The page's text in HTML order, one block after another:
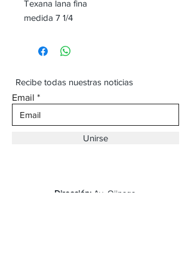
Texana lana fina
medida 7 1/4
Recibe todas nuestras noticias
Email
Unirse
Dirección: Av. Ojinaga,